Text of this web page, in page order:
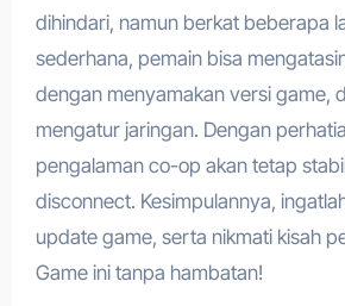
dihindari, namun berkat beberapa
sederhana, pemain bisa
dengan menyamakan versi game,
mengatur jaringan. Dengan
pengalaman co-op akan tetap
disconnect. Kesimpulannya,
update game, serta nikmati kisah
Game ini tanpa hambatan!